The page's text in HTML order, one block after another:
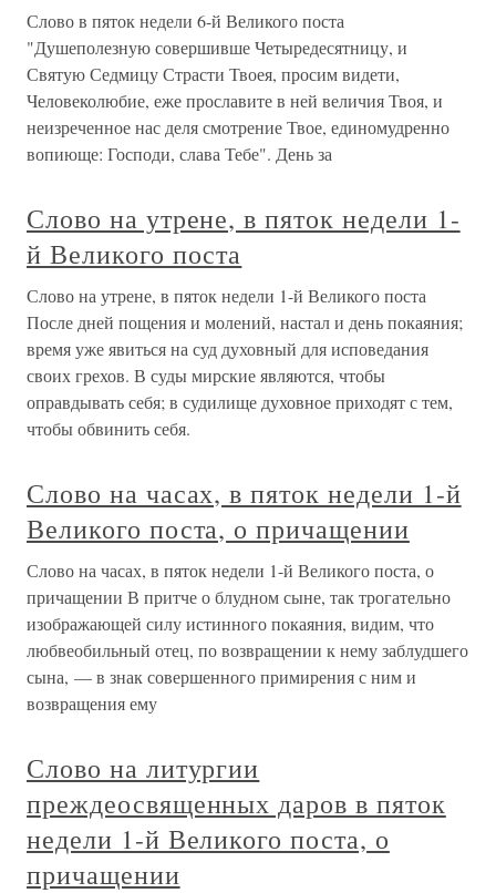
Слово в пяток недели 6-й Великого поста
"Душеполезную совершивше Четыредесятницу, и
Святую Седмицу Страсти Твоея, просим видети,
Человеколюбие, еже прославите в ней величия Твоя, и
неизреченное нас деля смотрение Твое, единомудренно
вопиюще: Господи, слава Тебе". День за
Слово на утрене, в пяток недели 1-
й Великого поста
Слово на утрене, в пяток недели 1-й Великого поста
После дней пощения и молений, настал и день покаяния;
время уже явиться на суд духовный для исповедания
своих грехов. В суды мирские являются, чтобы
оправдывать себя; в судилище духовное приходят с тем,
чтобы обвинить себя.
Слово на часах, в пяток недели 1-й
Великого поста, о причащении
Слово на часах, в пяток недели 1-й Великого поста, о
причащении В притче о блудном сыне, так трогательно
изображающей силу истинного покаяния, видим, что
любвеобильный отец, по возвращении к нему заблудшего
сына, — в знак совершенного примирения с ним и
возвращения ему
Слово на литургии
преждеосвященных даров в пяток
недели 1-й Великого поста, о
причащении